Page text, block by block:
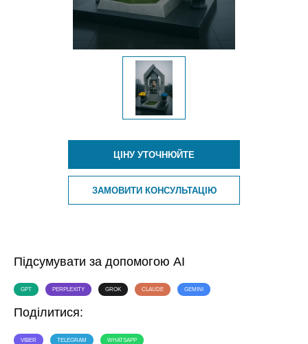
ЦІНУ УТОЧНЮЙТЕ
ЗАМОВИТИ КОНСУЛЬТАЦІЮ
Підсумувати за допомогою AI
GPT PERPLEXITY GROK CLAUDE GEMINI
Поділитися:
VIBER TELEGRAM WHATSAPP